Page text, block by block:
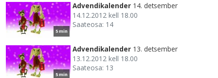
5 min
Advendikalender 14. detsember
14.12.2012 kell 18.00
Saateosa: 14
5 min
Advendikalender 13. detsember
13.12.2012 kell 18.00
Saateosa: 13